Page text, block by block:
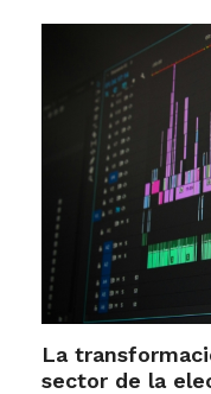
La
sector de la